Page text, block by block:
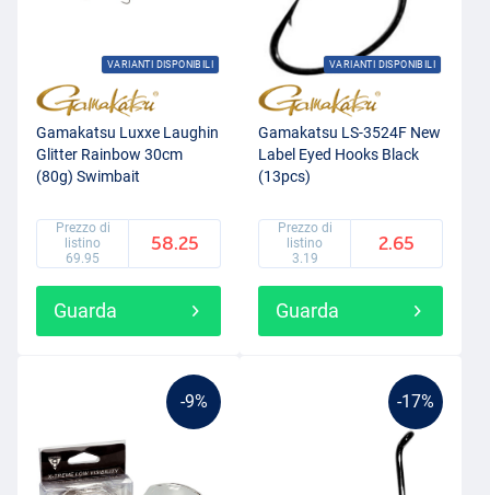
VARIANTI DISPONIBILI
Gamakatsu Luxxe Laughin
Glitter Rainbow 30cm
(80g) Swimbait
Prezzo di
listino
69.95
58.25
Guarda
VARIANTI DISPONIBILI
Gamakatsu LS-3524F New
Label Eyed Hooks Black
(13pcs)
Prezzo di
listino
3.19
2.65
Guarda
-9% -17%